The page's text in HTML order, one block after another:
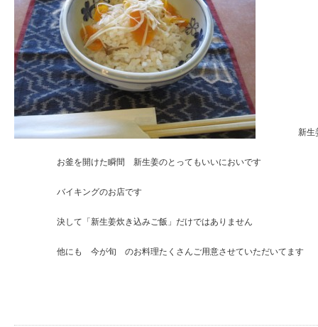
新生姜の
お釜を開けた瞬間 新生姜のとってもいいにおいです
バイキングのお店です
決して「新生姜炊き込みご飯」だけではありません
他にも 今が旬 のお料理たくさんご用意させていただいてます